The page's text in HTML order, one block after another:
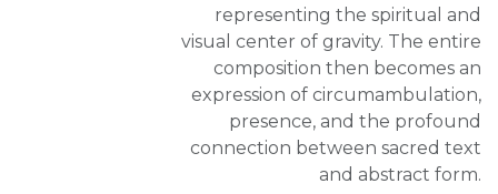
representing the spiritual and
visual center of gravity. The entire
composition then becomes an
expression of circumambulation,
presence, and the profound
connection between sacred text
and abstract form.